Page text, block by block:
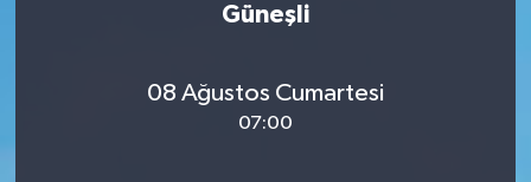
Güneşli
08 Ağustos Cumartesi
07:00